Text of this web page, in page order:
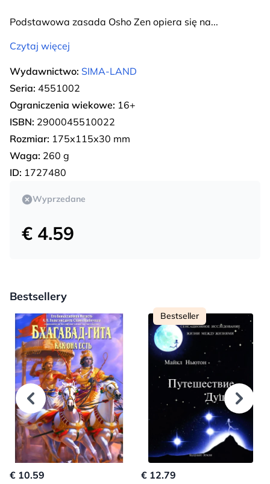
Podstawowa zasada Osho Zen opiera się na...
Czytaj więcej
Wydawnictwo: SIMA-LAND
Seria: 4551002
Ograniczenia wiekowe: 16+
ISBN: 2900045510022
Rozmiar: 175х115х30 mm
Waga: 260 g
ID: 1727480
Wyprzedane
€ 4.59
Bestsellery
€ 10.59
Bestseller
€ 12.79